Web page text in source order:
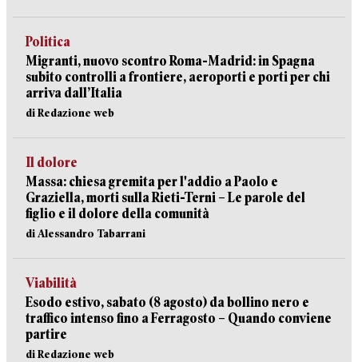
Politica
Migranti, nuovo scontro Roma-Madrid: in Spagna
subito controlli a frontiere, aeroporti e porti per chi
arriva dall’Italia
di Redazione web
Il dolore
Massa: chiesa gremita per l'addio a Paolo e
Graziella, morti sulla Rieti-Terni – Le parole del
figlio e il dolore della comunità
di Alessandro Tabarrani
Viabilità
Esodo estivo, sabato (8 agosto) da bollino nero e
traffico intenso fino a Ferragosto – Quando conviene
partire
di Redazione web